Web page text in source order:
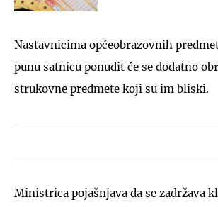
Nastavnicima općeobrazovnih
punu satnicu ponudit će se dodatno
strukovne predmete koji su im bliski.
Ministrica pojašnjava da se zadržava